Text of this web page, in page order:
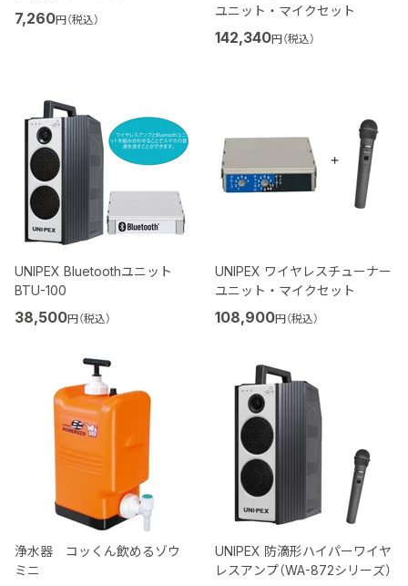
7,260円（税込）
ユニット・マイクセット
142,340円（税込）
UNIPEX Bluetoothユニット
BTU-100
38,500円（税込）
UNIPEX ワイヤレスチューナー
ユニット・マイクセット
108,900円（税込）
浄水器 コッくん飲めるゾウ
ミニ
UNIPEX 防滴形ハイパーワイヤ
レスアンプ（WA-872シリーズ）